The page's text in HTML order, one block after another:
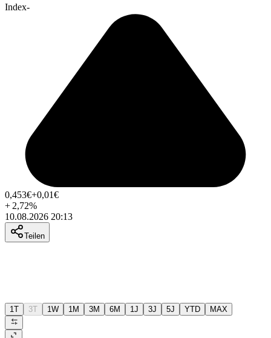
Index-
0,453€+0,01€
+ 2,72%
10.08.2026 20:13
Teilen
1T 3T 1W 1M 3M 6M 1J 3J 5J YTD MAX